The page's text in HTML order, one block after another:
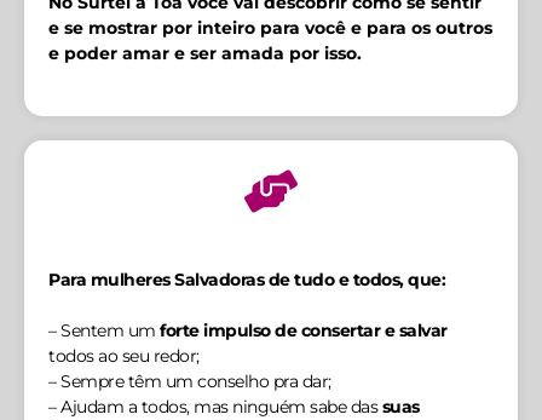
e se mostrar por inteiro para você e para os outros
e poder amar e ser amada por isso.
Para mulheres Salvadoras de tudo e todos, que:
– Sentem um forte impulso de consertar e salvar
todos ao seu redor;
– Sempre têm um conselho pra dar;
– Ajudam a todos, mas ninguém sabe dassuas